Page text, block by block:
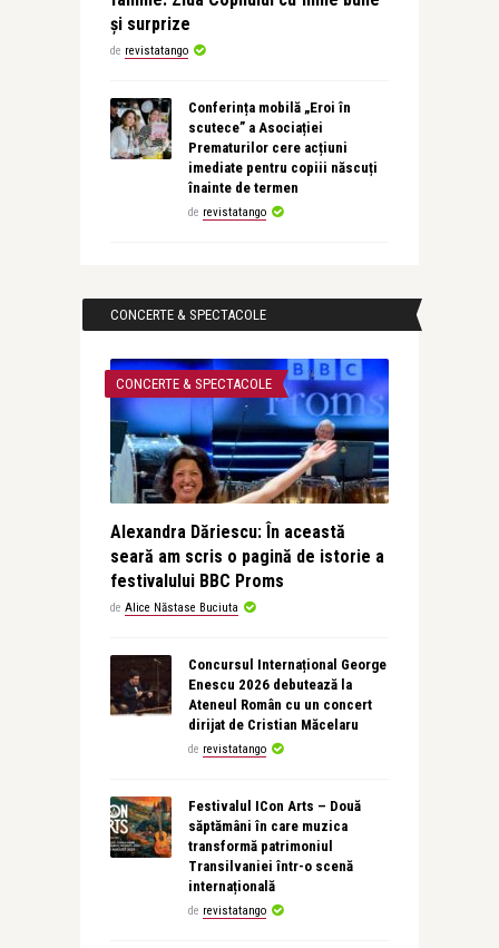
și surprize
de revistatango
Conferința mobilă „Eroi în
scutece” a Asociației
Prematurilor cere acțiuni
imediate pentru copiii născuți
înainte de termen
de revistatango
CONCERTE & SPECTACOLE
CONCERTE & SPECTACOLE
Alexandra Dăriescu: În această
seară am scris o pagină de istorie a
festivalului BBC Proms
de Alice Năstase Buciuta
Concursul Internațional George
Enescu 2026 debutează la
Ateneul Român cu un concert
dirijat de Cristian Măcelaru
de revistatango
Festivalul ICon Arts – Două
săptămâni în care muzica
transformă patrimoniul
Transilvaniei într-o scenă
internațională
de revistatango